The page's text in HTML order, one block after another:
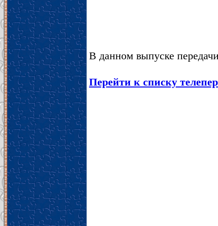
В данном выпуске
Перейти к списку